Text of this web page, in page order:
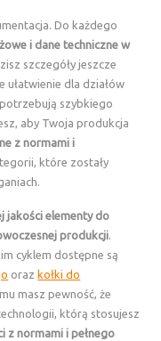
Do każdego
i dane techniczne w
szczegóły jeszcze
ułatwienie dla działów
szybkiego
aby Twoja produkcja
z normami i
które zostały
jakości elementy do
produkcji.
cyklem dostępne są
oraz kołki do
masz pewność, że
którą stosujesz
z normami i pełnego